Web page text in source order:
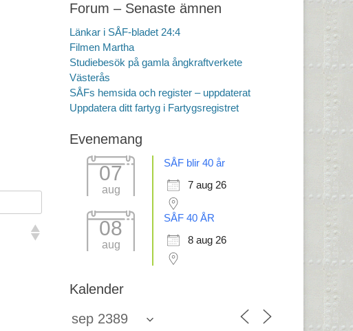
Forum – Senaste ämnen
Länkar i SÅF-bladet 24:4
Filmen Martha
Studiebesök på gamla ångkraftverkete
Västerås
SÅFs hemsida och register – uppdaterat
Uppdatera ditt fartyg i Fartygsregistret
Evenemang
07
aug
SÅF blir 40 år
7 aug 26
08
aug
SÅF 40 ÅR
8 aug 26
Kalender